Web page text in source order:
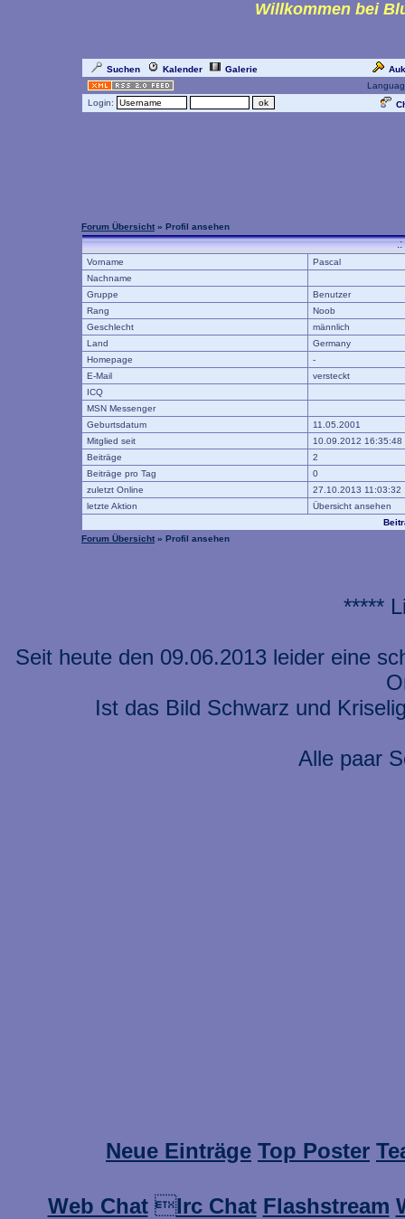
Willkommen bei
Suchen Kalender Galerie
Login:
Forum Übersicht » Profil ansehen
.:
Vorname
Pascal
Nachname
Gruppe
Benutzer
Rang
Noob
Geschlecht
männlich
Land
Germany
Homepage
-
E-Mail
versteckt
ICQ
MSN Messenger
Geburtsdatum
11.05.2001
Mitglied seit
10.09.2012 16:35:48
Beiträge
2
Beiträge pro Tag
0
zuletzt Online
27.10.2013 11:03:32
letzte Aktion
Übersicht ansehen
Forum Übersicht » Profil ansehen
*****
Seit heute den 09.06.2013 leider eine
Ist das Bild Schwarz und
Alle paar
Neue Einträge Top Poster
Web ChatIrc Chat Flashstream